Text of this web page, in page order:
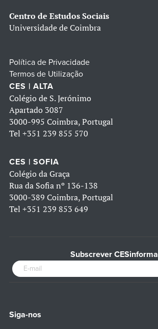
Centro de Estudos Sociais
Universidade de Coimbra
Política de Privacidade
Termos de Utilização
CES | ALTA
Colégio de S. Jerónimo
Apartado 3087
3000-995 Coimbra, Portugal
Tel +351 239 855 570
CES | SOFIA
Colégio da Graça
Rua da Sofia nº 136-138
3000-389 Coimbra, Portugal
Tel +351 239 853 649
Subscrever CESinforma
Siga-nos